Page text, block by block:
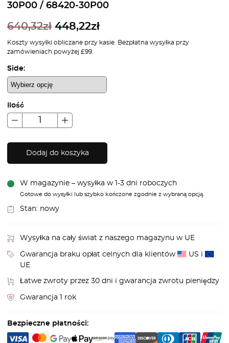
30P00 / 68420-30P00
640,32zł 448,22zł
Koszty wysyłki obliczane przy kasie. Bezpłatna wysyłka przy
zamówieniach powyżej £99.
Side:
Ilość
Dodaj do koszyka
W magazynie – wysyłka w 1-3 dni roboczych
Gotowe do wysyłki lub szybko kończone zgodnie z wybraną opcją.
Stan: nowy
Wysyłka na cały świat z naszego magazynu w UE
Gwarancja braku opłat celnych dla klientów
US i
UE
Łatwe zwroty przez 30 dni i gwarancja zwrotu pieniędzy
Gwarancja 1 rok
Bezpieczne płatności: